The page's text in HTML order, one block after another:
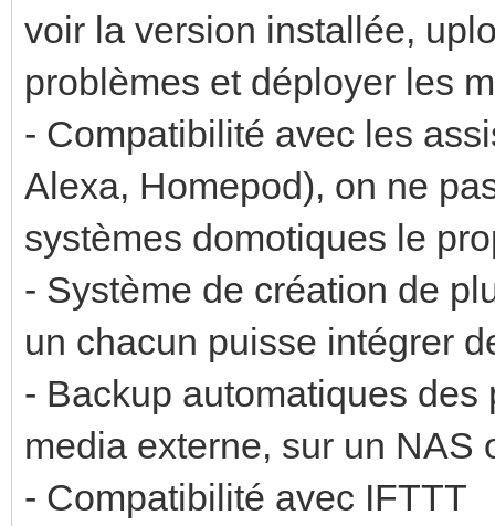
voir la version installée,
problèmes et déployer les
- Compatibilité avec les
Alexa, Homepod), on ne
systèmes domotiques le
- Système de création de
un chacun puisse intégrer
- Backup automatiques
media externe, sur un NAS
- Compatibilité avec IFTTT